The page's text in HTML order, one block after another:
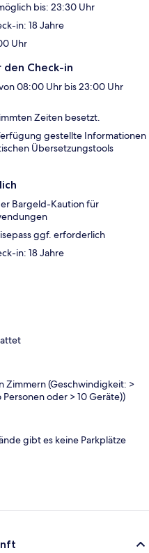
bis: 23:30 Uhr
in: 18 Jahre
Uhr
den Check-in
08:00 Uhr bis 23:00 Uhr
Zeiten besetzt.
gestellte Informationen
Übersetzungstools
Bargeld-Kaution für
ggf. erforderlich
in: 18 Jahre
Zimmern (Geschwindigkeit: >
oder > 10 Geräte))
gibt es keine Parkplätze